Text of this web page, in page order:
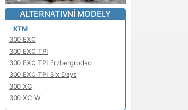
ALTERNATIVNÍ MODELY
KTM
300 EXC
300 EXC TPI
300 EXC TPI Erzbergrodeo
300 EXC TPI Six Days
300 XC
300 XC-W